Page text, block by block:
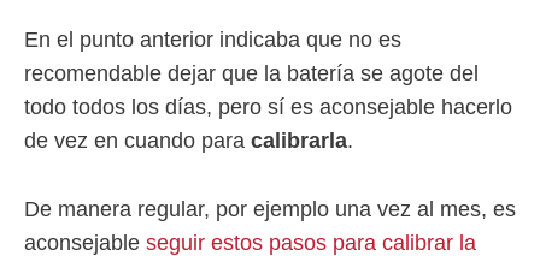
En el punto anterior indicaba que no es
recomendable dejar que la batería se agote del
todo todos los días, pero sí es aconsejable hacerlo
de vez en cuando para calibrarla.
De manera regular, por ejemplo una vez al mes, es
aconsejable seguir estos pasos para calibrar la